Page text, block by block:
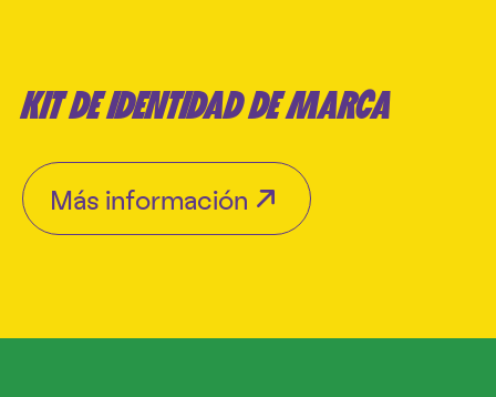
KIT DE IDENTIDAD DE MARCA
Más información